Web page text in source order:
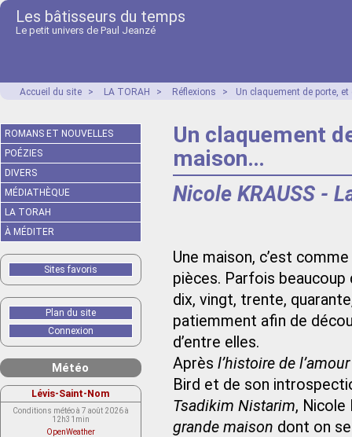
Les bâtisseurs du temps
Le petit univers de Paul Jeanzé
Accueil du site > LA TORAH > Réflexions > Un claquement de porte,
Un claquement
maison…
Nicole KRAUSS -
Une maison, c’est
pièces. Parfois
dix, vingt, trente,
patiemment afin de
d’entre elles.
Après l’histoire de l’amour
Bird et de son
Tsadikim Nistarim, Nicole
grande maison dont on
ROMANS ET NOUVELLES
POÉZIES
DIVERS
MÉDIATHÈQUE
LA TORAH
À MÉDITER
Sites favoris
Plan du site
Connexion
Météo
Lévis-Saint-Nom
Conditions météo à 7 août 2026 à
12h31min
OpenWeather